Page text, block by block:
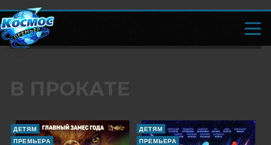
В ПРОКАТЕ
ДЕТЯМ
ПРЕМЬЕРА
ДЕТЯМ
ПРЕМЬЕРА